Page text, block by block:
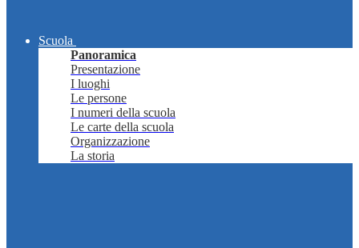
Scuola
Panoramica
Presentazione
I luoghi
Le persone
I numeri della scuola
Le carte della scuola
Organizzazione
La storia